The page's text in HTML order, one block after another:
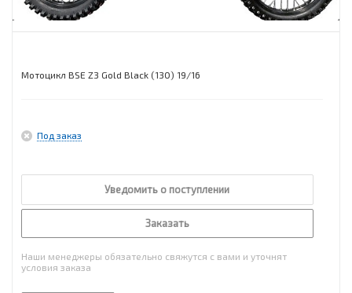
Мотоцикл BSE Z3 Gold Black (130) 19/16
Под заказ
Уведомить о поступлении
Заказать
Наши менеджеры обязательно свяжутся с вами и уточнят
условия заказа